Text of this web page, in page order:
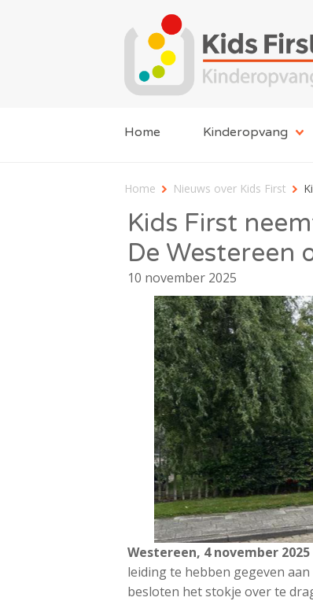
Home Kinderopvang
Home Nieuws over Kids First
Kids First
De Westereen
10 november 2025
Westereen, 4 november 2025
leiding te hebben gegeven
besloten het stokje over te